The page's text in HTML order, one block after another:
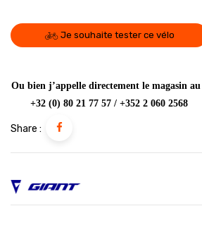
Je souhaite tester ce vélo
Ou bien j’appelle directement le magasin
+32 (0) 80 21 77 57 / +352 2 060 2568
Share :